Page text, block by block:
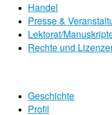
Handel
Presse &
Lektorat/
Rechte und
Geschichte
Profil